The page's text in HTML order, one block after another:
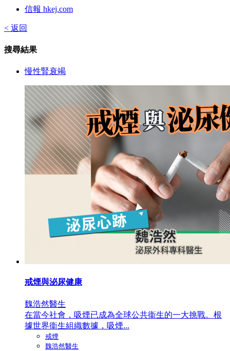
信報 hkej.com
< 返回
搜尋結果
慢性腎衰竭
戒煙與泌尿健康
魏浩然醫生
在當今社會，吸煙已成為全球公共衞生的一大挑戰。根
據世界衞生組織數據，吸煙...
戒煙
魏浩然醫生